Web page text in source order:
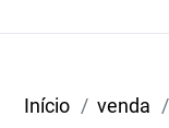
Início venda